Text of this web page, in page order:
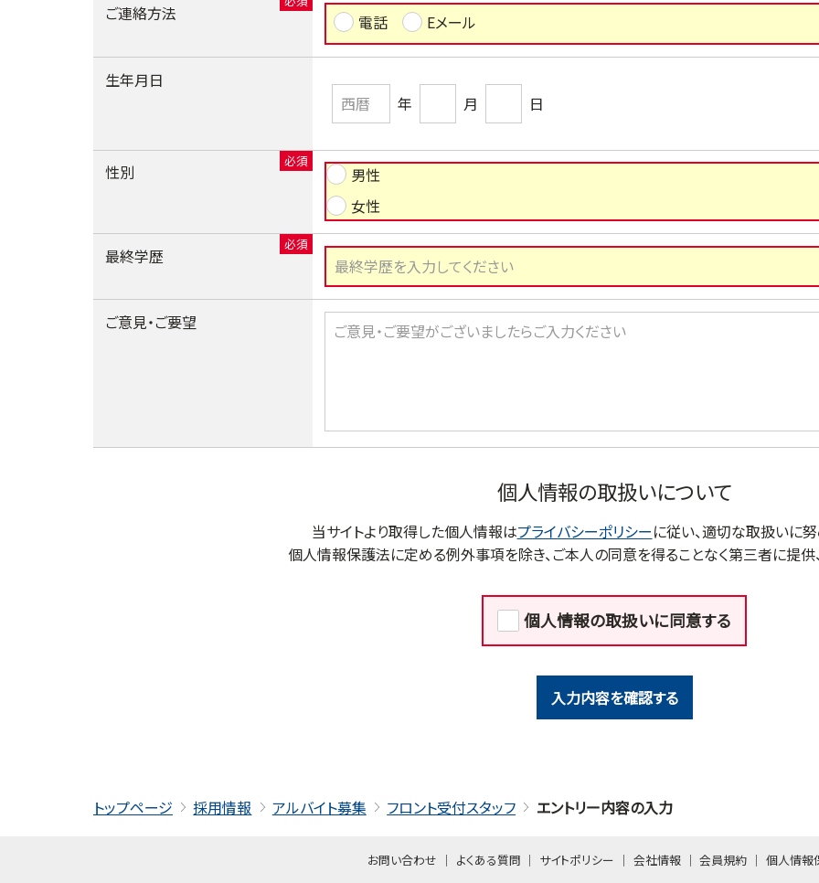
トップページ 採用情報 アルバイト募集 フロント受付スタッフ エントリー内容の入力
ご連絡方法 電話 Eメール
生年月日
年
月 日
性別
男性
女性
最終学歴
ご意見・ご要望
個人情報の取扱いについて
当サイトより取得した個人情報はプライバシーポリシーに従い、適切な取扱いに努
個人情報保護法に定める例外事項を除き、ご本人の同意を得ることなく第三者に提供
個人情報の取扱いに同意する
入力内容を確認する
お問い合わせ よくある質問 サイトポリシー 会社情報 会員規約 個人情報